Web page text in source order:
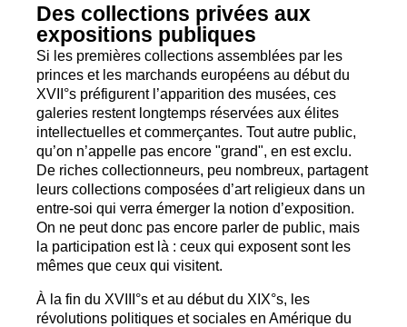
Des collections privées aux
expositions publiques
Si les premières collections assemblées par les
princes et les marchands européens au début du
XVII°s préfigurent l’apparition des musées, ces
galeries restent longtemps réservées aux élites
intellectuelles et commerçantes. Tout autre public,
qu’on n’appelle pas encore "grand", en est exclu.
De riches collectionneurs, peu nombreux, partagent
leurs collections composées d’art religieux dans un
entre-soi qui verra émerger la notion d’exposition.
On ne peut donc pas encore parler de public, mais
la participation est là : ceux qui exposent sont les
mêmes que ceux qui visitent.
À la fin du XVIII°s et au début du XIX°s, les
révolutions politiques et sociales en Amérique du